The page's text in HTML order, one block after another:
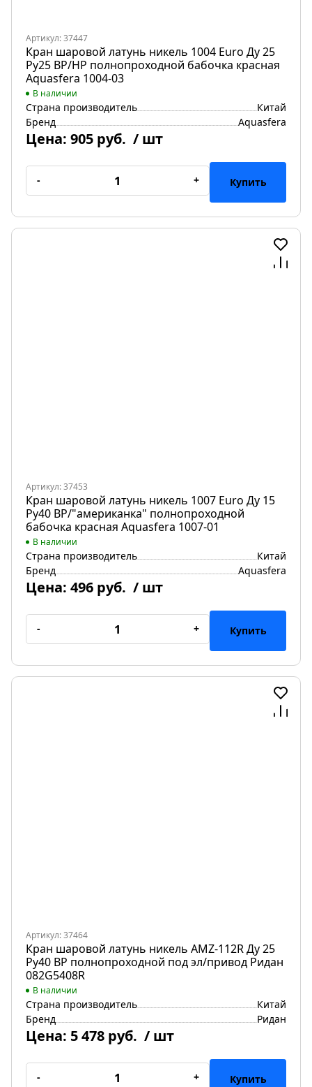
Артикул: 37447
Кран шаровой латунь никель 1004 Euro Ду 25
Ру25 ВР/НР полнопроходной бабочка красная
Aquasfera 1004-03
В наличии
Страна производитель
Китай
Бренд
Aquasfera
Цена: 905 руб. / шт
- + Купить
Артикул: 37453
Кран шаровой латунь никель 1007 Euro Ду 15
Ру40 ВР/"американка" полнопроходной
бабочка красная Aquasfera 1007-01
В наличии
Страна производитель
Китай
Бренд
Aquasfera
Цена: 496 руб. / шт
- + Купить
Артикул: 37464
Кран шаровой латунь никель AMZ-112R Ду 25
Ру40 ВР полнопроходной под эл/привод Ридан
082G5408R
В наличии
Страна производитель
Китай
Бренд
Ридан
Цена: 5 478 руб. / шт
- + Купить